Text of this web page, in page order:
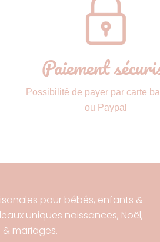
Paiement
Possibilité de payer par carte
ou Paypal
pour bébés, enfants &
uniques naissances, Noël,
mariages.